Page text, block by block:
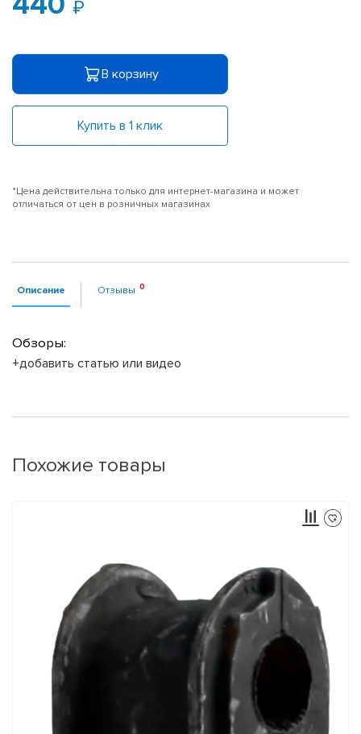
В корзину
Купить в 1 клик
*Цена действительна только для интернет-магазина и может
отличаться от цен в розничных магазинах
Описание Отзывы
Обзоры:
+добавить статью или видео
Похожие товары